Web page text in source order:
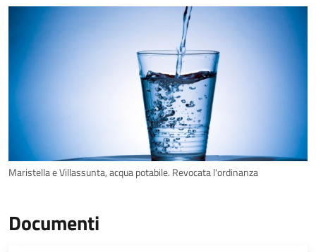
Maristella e Villassunta, acqua potabile. Revocata l'ordinanza
Documenti